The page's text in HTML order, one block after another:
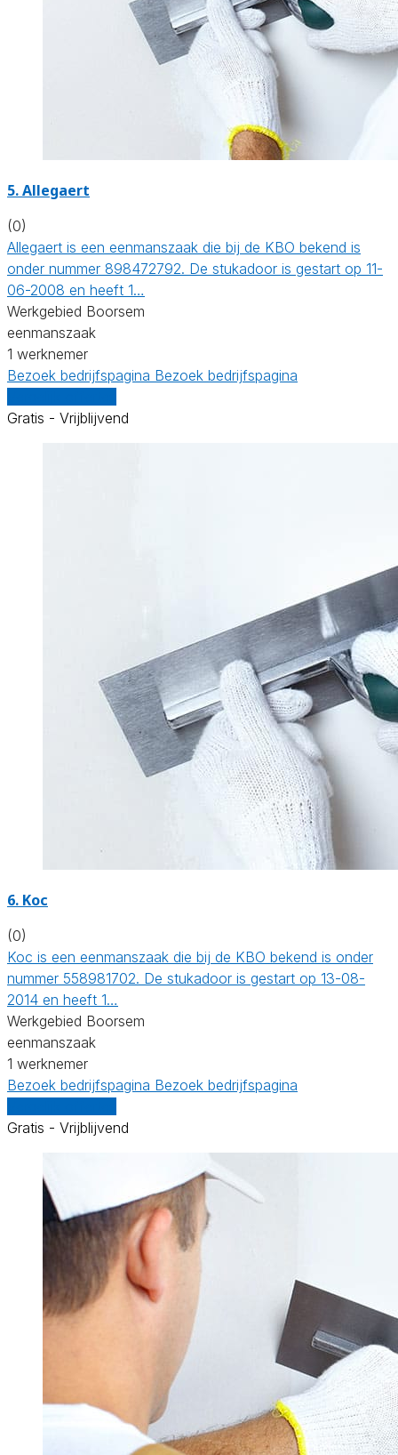
5. Allegaert
(0)
Allegaert is een eenmanszaak die bij de KBO bekend is
onder nummer 898472792. De stukadoor is gestart op 11-
06-2008 en heeft 1…
Werkgebied Boorsem
eenmanszaak
1 werknemer
Bezoek bedrijfspagina Bezoek bedrijfspagina
Gratis - Vrijblijvend
6. Koc
(0)
Koc is een eenmanszaak die bij de KBO bekend is onder
nummer 558981702. De stukadoor is gestart op 13-08-
2014 en heeft 1…
Werkgebied Boorsem
eenmanszaak
1 werknemer
Bezoek bedrijfspagina Bezoek bedrijfspagina
Gratis - Vrijblijvend